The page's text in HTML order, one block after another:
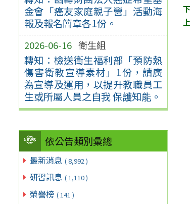
金會「癌友家庭親子營」活動海
報及報名簡章各1份。
2026-06-16 衛生組
轉知：檢送衛生福利部「預防熱
傷害衛教宣導素材」1份，請廣
為宣導及運用，以提升教職員工
生或所屬人員之自我 保護知能。
依公告類別彙總
最新消息 ( 8,992 )
研習訊息 ( 1,110 )
榮譽榜 ( 141 )